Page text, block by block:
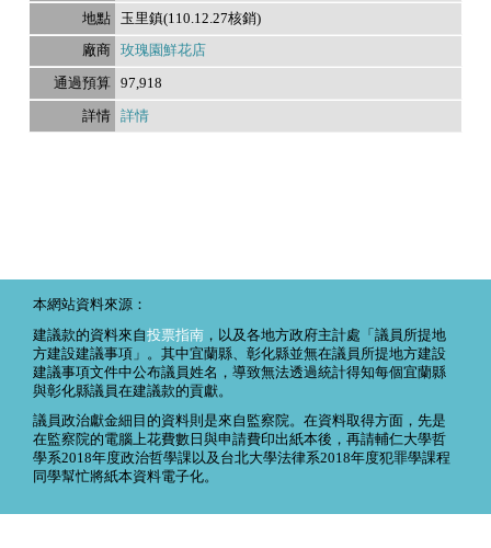
玉里鎮(110.12.27核銷)
玫瑰園鮮花店
97,918
詳情
本網站資料來源：
建議款的資料來自投票指南 ，以及各地方政府主計處「議員所提地
方建設建議事項」。其中宜蘭縣、彰化縣並無在議員所提地方建設
建議事項文件中公布議員姓名，導致無法透過統計得知每個宜蘭縣
與彰化縣議員在建議款的貢獻。
議員政治獻金細目的資料則是來自監察院。在資料取得方面，先是
在監察院的電腦上花費數日與申請費印出紙本後，再請輔仁大學哲
學系2018年度政治哲學課以及台北大學法律系2018年度犯罪學課程
同學幫忙將紙本資料電子化。